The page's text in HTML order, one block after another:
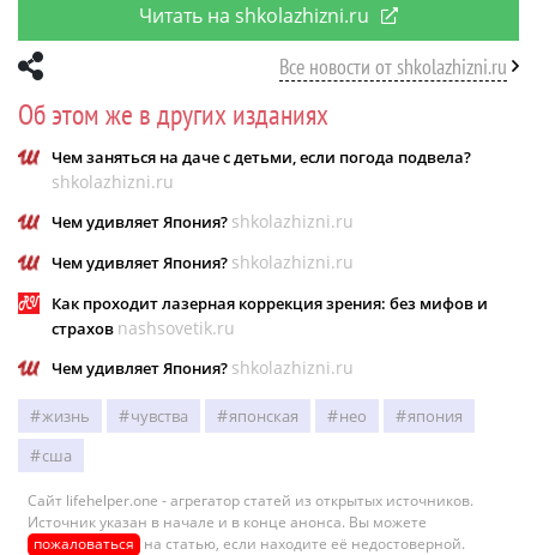
Читать на shkolazhizni.ru
Все новости от shkolazhizni.ru
Об этом же в других изданиях
Чем заняться на даче с детьми, если погода подвела?
shkolazhizni.ru
Чем удивляет Япония? shkolazhizni.ru
Чем удивляет Япония? shkolazhizni.ru
Как проходит лазерная коррекция зрения: без мифов и
страхов nashsovetik.ru
Чем удивляет Япония? shkolazhizni.ru
жизнь чувства японская нео
япония
сша
Сайт lifehelper.one - агрегатор статей из открытых источников.
Источник указан в начале и в конце анонса. Вы можете
пожаловаться на статью, если находите её недостоверной.